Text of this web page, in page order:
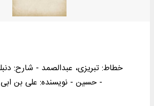
خطاط: تبریزی، عبدالصمد - شارح:
حسین - نویسنده: علی بن ابی طالب (ع)، امام اول -